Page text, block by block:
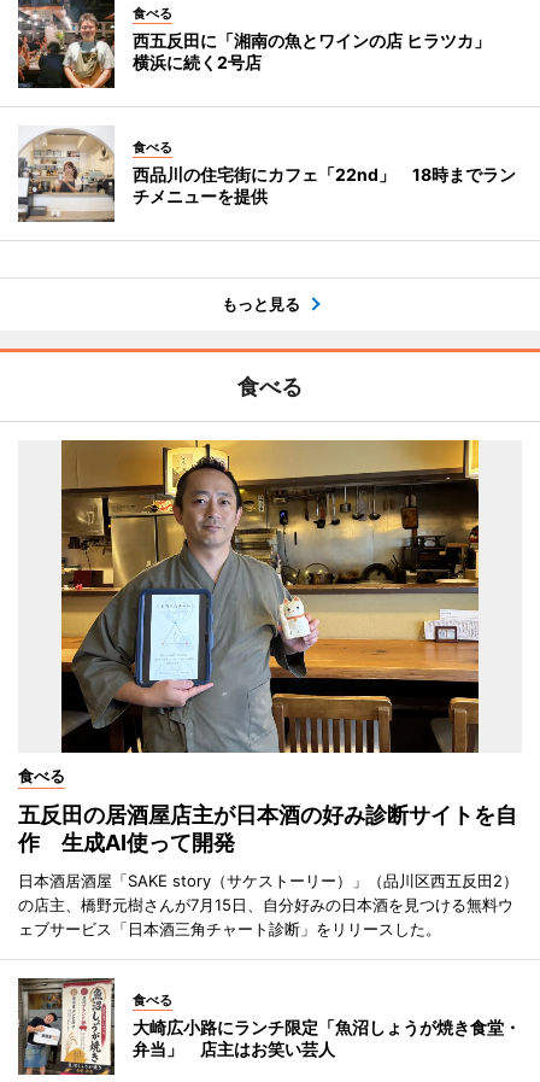
食べる
西五反田に「湘南の魚とワインの店 ヒラツカ」
横浜に続く2号店
食べる
西品川の住宅街にカフェ「22nd」 18時までラン
チメニューを提供
もっと見る
食べる
食べる
五反田の居酒屋店主が日本酒の好み診断サイトを自
作 生成AI使って開発
日本酒居酒屋「SAKE story（サケストーリー）」（品川区西五反田2）
の店主、橋野元樹さんが7月15日、自分好みの日本酒を見つける無料ウ
ェブサービス「日本酒三角チャート診断」をリリースした。
食べる
大崎広小路にランチ限定「魚沼しょうが焼き食堂・
弁当」 店主はお笑い芸人